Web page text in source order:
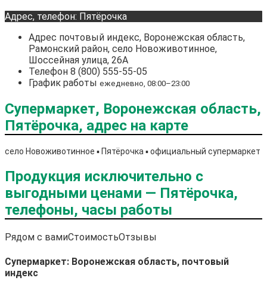
Адрес, телефон: Пятёрочка
Адрес почтовый индекс, Воронежская область,
Рамонский район, село Новоживотинное,
Шоссейная улица, 26А
Телефон 8 (800) 555-55-05
График работы ежедневно, 08:00–23:00
Супермаркет, Воронежская область,
Пятёрочка, адрес на карте
село Новоживотинное ▪️ Пятёрочка ▪️ официальный супермаркет
Продукция исключительно с
выгодными ценами — Пятёрочка,
телефоны, часы работы
Рядом с вамиСтоимостьОтзывы
Супермаркет: Воронежская область, почтовый
индекс